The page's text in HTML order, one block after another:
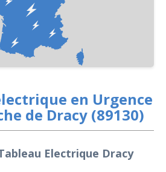
en Urgence
de Dracy (89130)
Electrique Dracy